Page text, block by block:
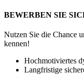
BEWERBEN SIE
Nutzen Sie die Chance
kennen!
Hochmotiviertes
Langfristige